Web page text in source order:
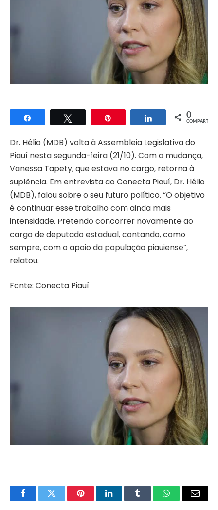
Compartilhar Compartilhar
0
COMPART.
Dr. Hélio (MDB) volta à Assembleia Legislativa do
Piauí nesta segunda-feira (21/10). Com a mudança,
Vanessa Tapety, que estava no cargo, retorna à
suplência. Em entrevista ao Conecta Piauí, Dr. Hélio
(MDB), falou sobre o seu futuro político. “O objetivo
é continuar esse trabalho com ainda mais
intensidade. Pretendo concorrer novamente ao
cargo de deputado estadual, contando, como
sempre, com o apoio da população piauiense”,
relatou.
Fonte: Conecta Piauí
FacebookTwitter PinterestLinkedInTumblr WhatsAppEmail